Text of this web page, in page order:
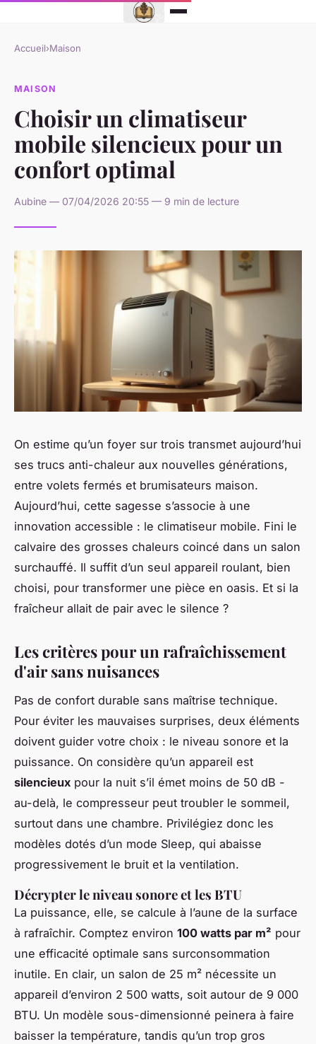
Accueil›Maison
MAISON
Choisir un climatiseur
mobile silencieux pour un
confort optimal
Aubine — 07/04/2026 20:55 — 9 min de lecture
On estime qu’un foyer sur trois transmet aujourd’hui
ses trucs anti-chaleur aux nouvelles générations,
entre volets fermés et brumisateurs maison.
Aujourd’hui, cette sagesse s’associe à une
innovation accessible : le climatiseur mobile. Fini le
calvaire des grosses chaleurs coincé dans un salon
surchauffé. Il suffit d’un seul appareil roulant, bien
choisi, pour transformer une pièce en oasis. Et si la
fraîcheur allait de pair avec le silence ?
Les critères pour un rafraîchissement
d'air sans nuisances
Pas de confort durable sans maîtrise technique.
Pour éviter les mauvaises surprises, deux éléments
doivent guider votre choix : le niveau sonore et la
puissance. On considère qu’un appareil est
silencieux pour la nuit s’il émet moins de 50 dB -
au-delà, le compresseur peut troubler le sommeil,
surtout dans une chambre. Privilégiez donc les
modèles dotés d’un mode Sleep, qui abaisse
progressivement le bruit et la ventilation.
Décrypter le niveau sonore et les BTU
La puissance, elle, se calcule à l’aune de la surface
à rafraîchir. Comptez environ 100 watts par m² pour
une efficacité optimale sans surconsommation
inutile. En clair, un salon de 25 m² nécessite un
appareil d’environ 2 500 watts, soit autour de 9 000
BTU. Un modèle sous-dimensionné peinera à faire
baisser la température, tandis qu’un trop gros